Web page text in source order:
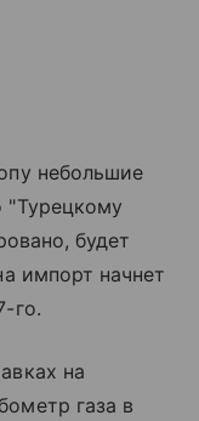
небольшие
"Турецкому
будет
импорт начнет
го.
на
газа в